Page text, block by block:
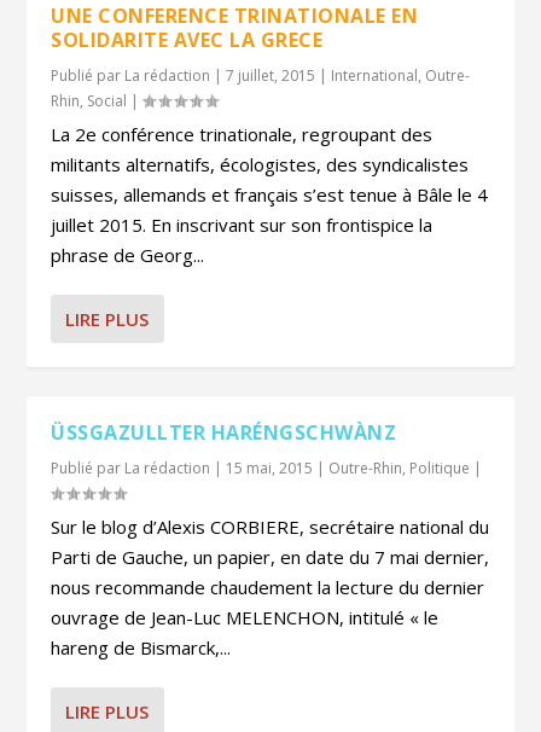
UNE CONFERENCE TRINATIONALE EN
SOLIDARITE AVEC LA GRECE
Publié par La rédaction |7 juillet, 2015 | International, Outre-
Rhin, Social |
La 2e conférence trinationale, regroupant des
militants alternatifs, écologistes, des syndicalistes
suisses, allemands et français s’est tenue à Bâle le 4
juillet 2015. En inscrivant sur son frontispice la
phrase de Georg...
LIRE PLUS
ÜSSGAZULLTER HARÉNGSCHWÀNZ
Publié par La rédaction | 15 mai, 2015 | Outre-Rhin, Politique |
Sur le blog d’Alexis CORBIERE, secrétaire national du
Parti de Gauche, un papier, en date du 7 mai dernier,
nous recommande chaudement la lecture du dernier
ouvrage de Jean-Luc MELENCHON, intitulé « le
hareng de Bismarck,...
LIRE PLUS